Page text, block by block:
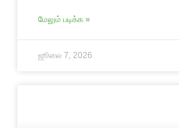
மேலும் படிக்க »
ஜூலை 7, 2026